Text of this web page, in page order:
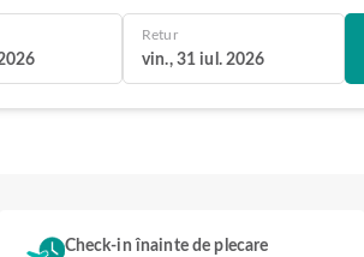
Retur
vin., 31 iul. 2026
Check-in înainte de plecare